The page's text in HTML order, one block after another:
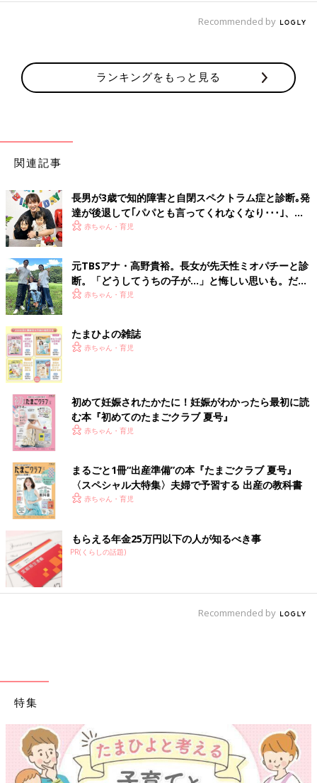
Recommended by
ランキングをもっと見る
関連記事
長男が3歳で知的障害と自閉スペクトラム症と診断｡発
達が後退して｢パパとも言ってくれなくなり･･･｣、元
プロバスケ選手･岡田優介
赤ちゃん・育児
元TBSアナ・高野貴裕。長女が先天性ミオパチーと診
断。「どうしてうちの子が…」と悔しい思いも。だか
らこそ、娘との時間を全力で楽しみたい
赤ちゃん・育児
たまひよの雑誌
赤ちゃん・育児
初めて妊娠されたかたに！妊娠がわかったら最初に読
む本『初めてのたまごクラブ 夏号』
赤ちゃん・育児
まるごと1冊“出産準備”の本『たまごクラブ 夏号』
〈スペシャル大特集〉夫婦で予習する 出産の教科書
赤ちゃん・育児
もらえる年金25万円以下の人が知るべき事
PR(くらしの話題)
Recommended by
特集